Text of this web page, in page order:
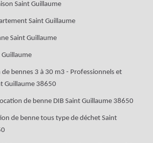
Saint Guillaume
Saint Guillaume
Saint Guillaume
Guillaume
de bennes 3 à 30 m3 - Professionnels et
Guillaume 38650
de benne DIB Saint Guillaume 38650
de benne tous type de déchet Saint